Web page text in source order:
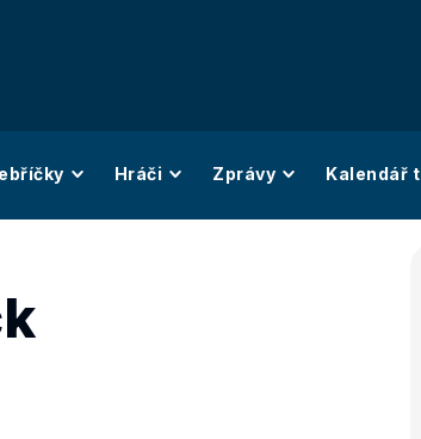
Hráči Zprávy Kalendář